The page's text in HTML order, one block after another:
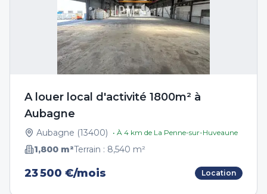
A louer local d'activité 1800m² à
Aubagne
Aubagne (13400) • À 4 km de La Penne-sur-Huveaune
1,800 m²Terrain : 8,540 m²
23 500 €/mois Location